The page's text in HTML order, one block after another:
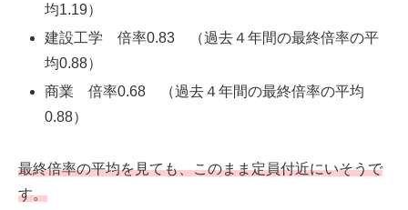
均1.19）
建設工学 倍率0.83 （過去４年間の最終倍率の平
均0.88）
商業 倍率0.68 （過去４年間の最終倍率の平均
0.88）
最終倍率の平均を見ても、このまま定員付近にいそうで
す。